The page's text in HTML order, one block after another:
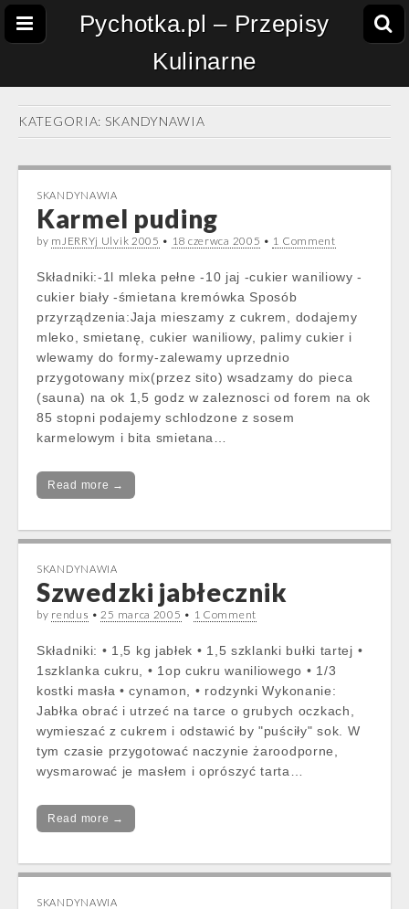
Pychotka.pl – Przepisy
Kulinarne
KATEGORIA: SKANDYNAWIA
SKANDYNAWIA
Karmel puding
by mJERRYj Ulvik 2005 • 18 czerwca 2005 • 1 Comment
Składniki:-1l mleka pełne -10 jaj -cukier waniliowy -
cukier biały -śmietana kremówka Sposób
przyrządzenia:Jaja mieszamy z cukrem, dodajemy
mleko, smietanę, cukier waniliowy, palimy cukier i
wlewamy do formy-zalewamy uprzednio
przygotowany mix(przez sito) wsadzamy do pieca
(sauna) na ok 1,5 godz w zaleznosci od forem na ok
85 stopni podajemy schlodzone z sosem
karmelowym i bita smietana…
Read more →
SKANDYNAWIA
Szwedzki jabłecznik
by rendus •25 marca 2005 • 1 Comment
Składniki: • 1,5 kg jabłek • 1,5 szklanki bułki tartej •
1szklanka cukru, • 1op cukru waniliowego • 1/3
kostki masła • cynamon, • rodzynki Wykonanie:
Jabłka obrać i utrzeć na tarce o grubych oczkach,
wymieszać z cukrem i odstawić by "puściły" sok. W
tym czasie przygotować naczynie żaroodporne,
wysmarować je masłem i oprószyć tarta…
Read more →
SKANDYNAWIA